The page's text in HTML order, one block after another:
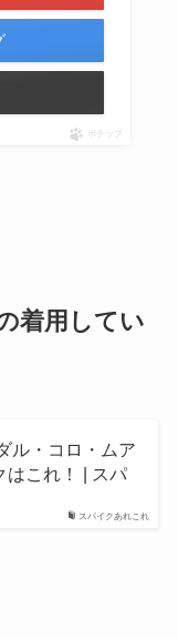
ポチップ
着用してい
スパイクあれこれ
ル・コロ・ムア
はこれ！ | スパ